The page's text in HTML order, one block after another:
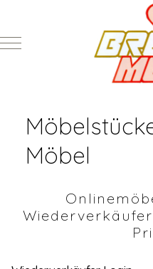
Mobile Menu Toggle
Möbel